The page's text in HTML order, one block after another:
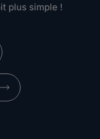
plus simple !